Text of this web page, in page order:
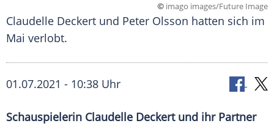
© imago images/Future Image
Claudelle Deckert und Peter Olsson hatten sich im
Mai verlobt.
01.07.2021 - 10:38 Uhr
Schauspielerin Claudelle Deckertund ihr Partner